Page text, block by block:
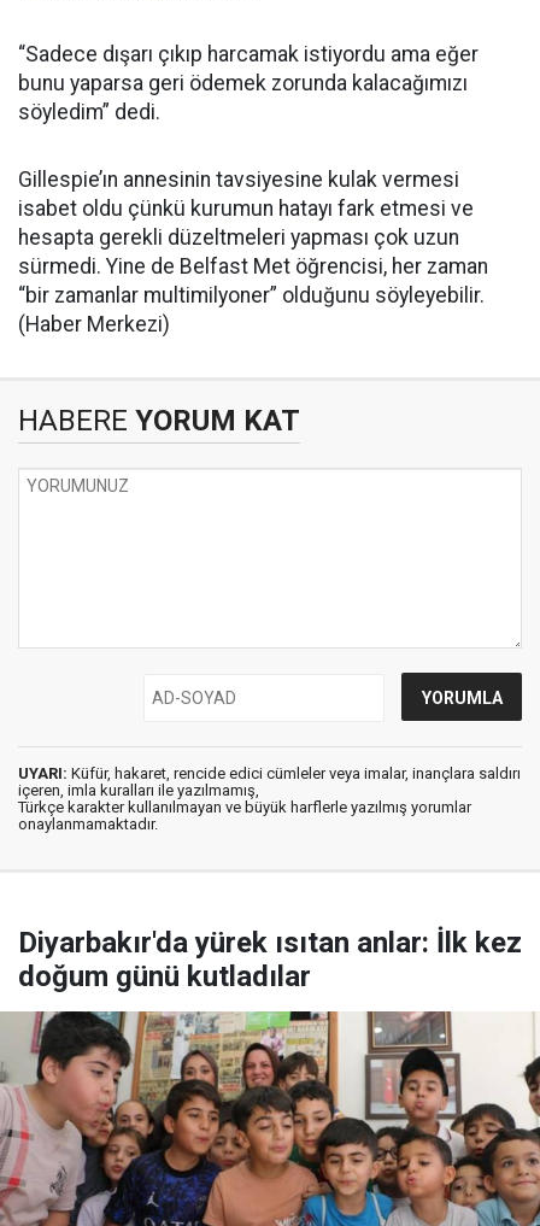
“Sadece dışarı çıkıp harcamak istiyordu ama eğer
bunu yaparsa geri ödemek zorunda kalacağımızı
söyledim” dedi.
Gillespie’ın annesinin tavsiyesine kulak vermesi
isabet oldu çünkü kurumun hatayı fark etmesi ve
hesapta gerekli düzeltmeleri yapması çok uzun
sürmedi. Yine de Belfast Met öğrencisi, her zaman
“bir zamanlar multimilyoner” olduğunu söyleyebilir.
(Haber Merkezi)
HABERE YORUM KAT
UYARI: Küfür, hakaret, rencide edici cümleler veya imalar, inançlara saldırı
içeren, imla kuralları ile yazılmamış,
Türkçe karakter kullanılmayan ve büyük harflerle yazılmış yorumlar
onaylanmamaktadır.
Diyarbakır'da yürek ısıtan anlar: İlk kez
doğum günü kutladılar